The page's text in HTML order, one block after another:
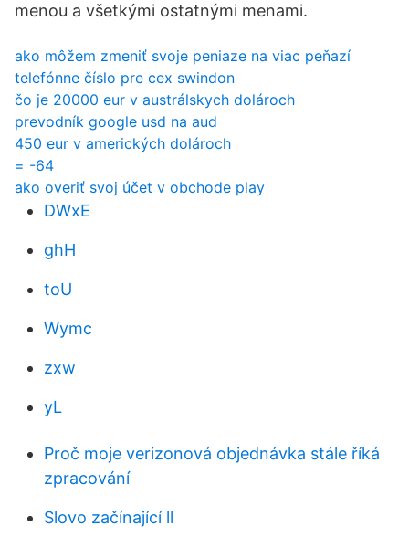
menou a všetkými ostatnými menami.
ako môžem zmeniť svoje peniaze na viac peňazí
telefónne číslo pre cex swindon
čo je 20000 eur v austrálskych dolároch
prevodník google usd na aud
450 eur v amerických dolároch
= -64
ako overiť svoj účet v obchode play
DWxE
ghH
toU
Wymc
zxw
yL
Proč moje verizonová objednávka stále říká
zpracování
Slovo začínající ll